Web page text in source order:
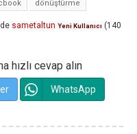
dönüştürme
sametaltun Yeni Kullanıcı (140
hızlı cevap alın
WhatsApp